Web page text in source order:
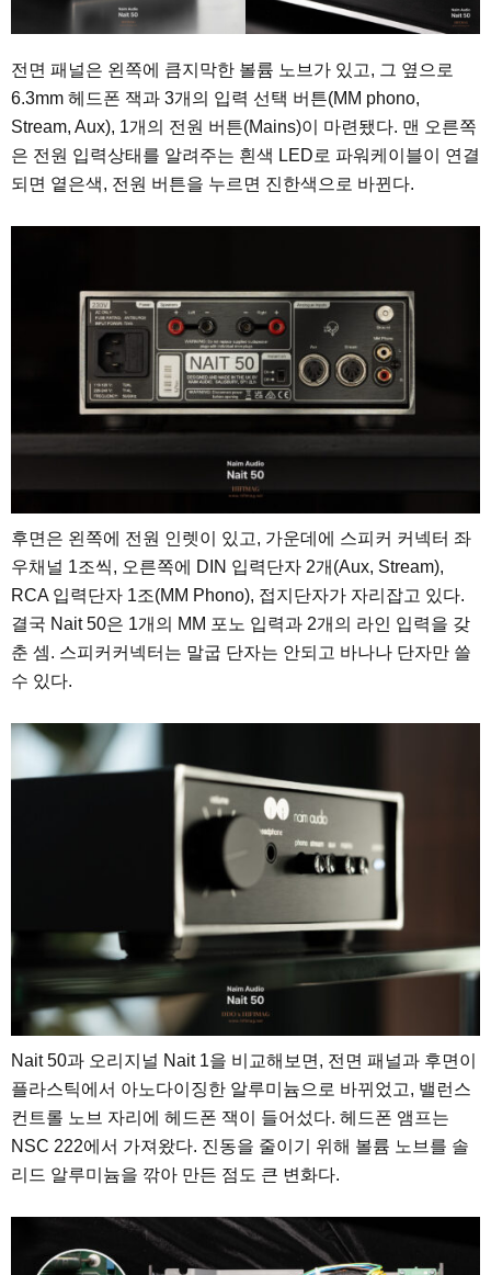
전면 패널은 왼쪽에 큼지막한 볼륨 노브가 있고, 그 옆으로
6.3mm 헤드폰 잭과 3개의 입력 선택 버튼(MM phono,
Stream, Aux), 1개의 전원 버튼(Mains)이 마련됐다. 맨 오른쪽
은 전원 입력상태를 알려주는 흰색 LED로 파워케이블이 연결
되면 옅은색, 전원 버튼을 누르면 진한색으로 바뀐다.
후면은 왼쪽에 전원 인렛이 있고, 가운데에 스피커 커넥터 좌
우채널 1조씩, 오른쪽에 DIN 입력단자 2개(Aux, Stream),
RCA 입력단자 1조(MM Phono), 접지단자가 자리잡고 있다.
결국 Nait 50은 1개의 MM 포노 입력과 2개의 라인 입력을 갖
춘 셈. 스피커커넥터는 말굽 단자는 안되고 바나나 단자만 쓸
수 있다.
Nait 50과 오리지널 Nait 1을 비교해보면, 전면 패널과 후면이
플라스틱에서 아노다이징한 알루미늄으로 바뀌었고, 밸런스
컨트롤 노브 자리에 헤드폰 잭이 들어섰다. 헤드폰 앰프는
NSC 222에서 가져왔다. 진동을 줄이기 위해 볼륨 노브를 솔
리드 알루미늄을 깎아 만든 점도 큰 변화다.